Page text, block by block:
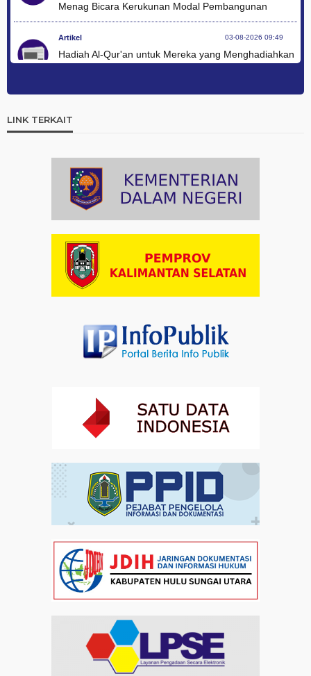
Menag Bicara Kerukunan Modal Pembangunan
Artikel 03-08-2026 09:49
Hadiah Al-Qur'an untuk Mereka yang Menghadiahkan
Ini Teks Lengkap Doa Kebangsaan Umat Kristen
Protestan di Monas
Artikel
Paduan Suara yang Menyatukan Harapan untuk
Indonesia
Dalam Zikir dan Doa Kebangsaan, Tio Menemukan
Makna Keberagaman
Artikel 01-08-2026 18:00
Kebangsaan di Monas
31-07-2026 16:04
Pandang terhadap Penyandang Disabilitas
LINK TERKAIT